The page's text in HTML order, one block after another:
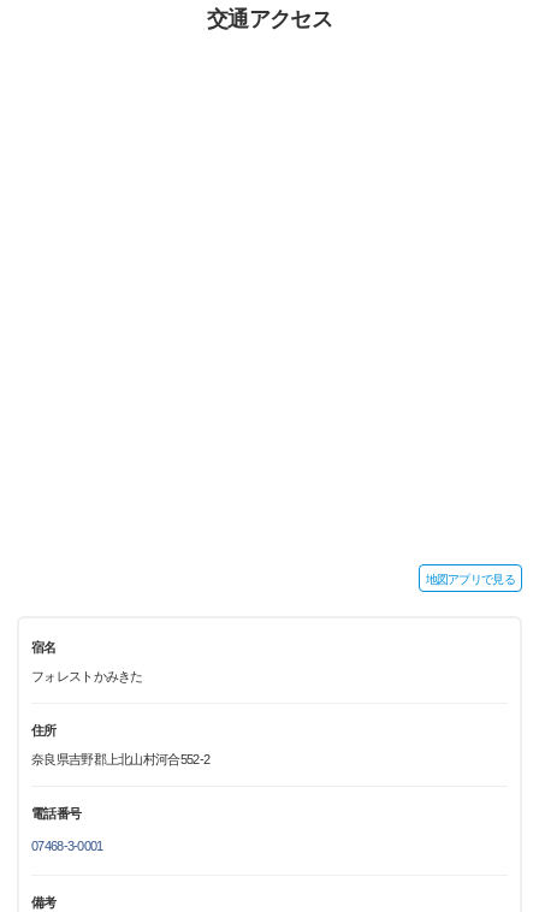
交通アクセス
地図アプリで見る
宿名
フォレストかみきた
住所
奈良県吉野郡上北山村河合552-2
電話番号
07468-3-0001
備考